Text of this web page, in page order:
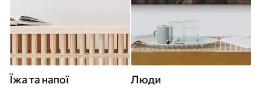
Їжа та напої Люди